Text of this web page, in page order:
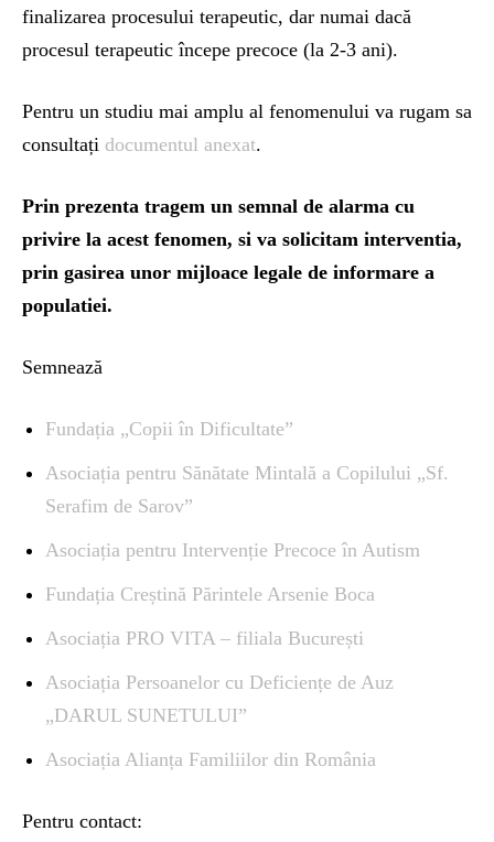
finalizarea procesului terapeutic, dar numai dacă
procesul terapeutic începe precoce (la 2-3 ani).
Pentru un studiu mai amplu al fenomenului va rugam sa
consultați documentul anexat.
Prin prezenta tragem un semnal de alarma cu
privire la acest fenomen, si va solicitam interventia,
prin gasirea unor mijloace legale de informare a
populatiei.
Semnează
Fundația „Copii în Dificultate”
Asociația pentru Sănătate Mintală a Copilului „Sf.
Serafim de Sarov”
Asociația pentru Intervenție Precoce în Autism
Fundația Creștină Părintele Arsenie Boca
Asociația PRO VITA – filiala București
Asociația Persoanelor cu Deficiențe de Auz
„DARUL SUNETULUI”
Asociația Alianța Familiilor din România
Pentru contact: